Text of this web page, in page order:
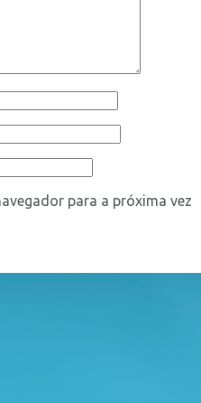
para a próxima vez